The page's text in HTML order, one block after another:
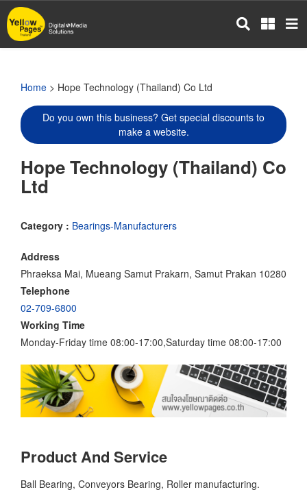
Skip
to
main
Home > Hope Technology (Thailand) Co Ltd
Do you own this business? Get special discounts to
make a website.
Hope Technology (Thailand) Co
Ltd
Category : Bearings-Manufacturers
Address
Phraeksa Mai, Mueang Samut Prakarn, Samut Prakan 10280
Telephone
02-709-6800
Working Time
Monday-Friday time 08:00-17:00,Saturday time 08:00-17:00
Product And Service
Ball Bearing, Conveyors Bearing, Roller manufacturing.